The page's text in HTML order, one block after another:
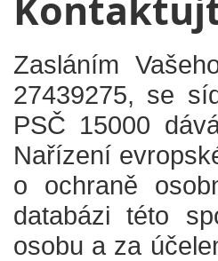
Zasláním
27439275, se
PSČ 15000
Nařízení
o ochraně
databázi této
osobu a za